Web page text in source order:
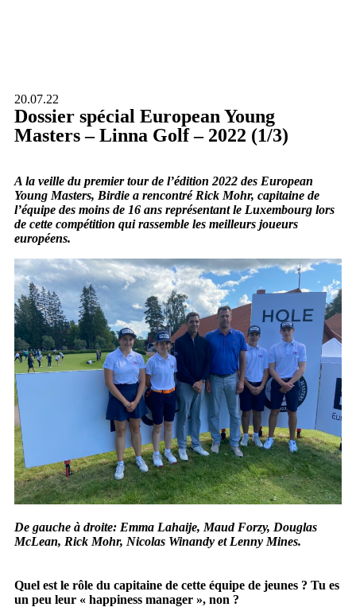
20.07.22
Dossier spécial European Young
Masters – Linna Golf – 2022 (1/3)
A la veille du premier tour de l’édition 2022 des European
Young Masters, Birdie a rencontré Rick Mohr, capitaine de
l’équipe des moins de 16 ans représentant le Luxembourg lors
de cette compétition qui rassemble les meilleurs joueurs
européens.
De gauche à droite: Emma Lahaije, Maud Forzy, Douglas
McLean, Rick Mohr, Nicolas Winandy et Lenny Mines.
Quel est le rôle du capitaine de cette équipe de jeunes ? Tu es
un peu leur « happiness manager », non ?